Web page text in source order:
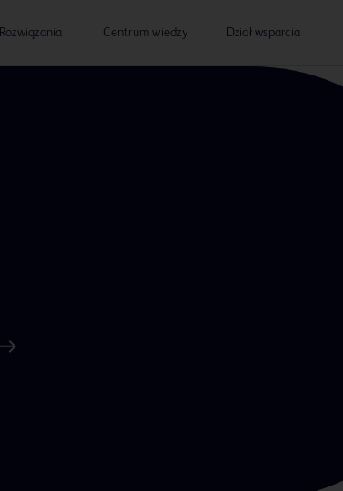
Rozwiązania Centrum wiedzy Dział wsparcia